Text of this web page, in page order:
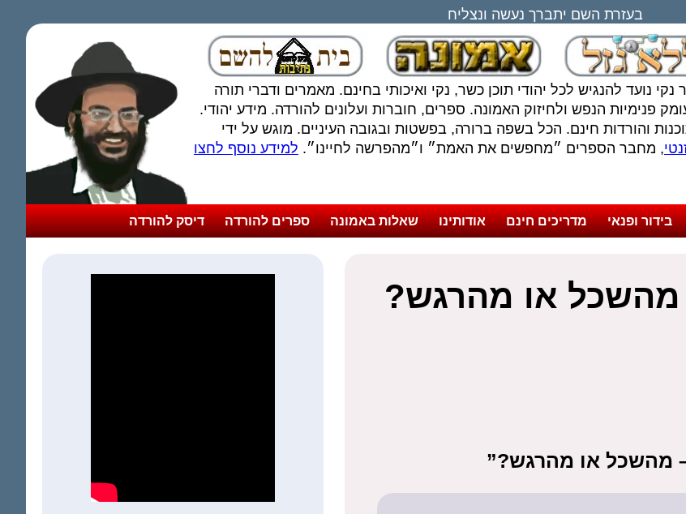
בעזרת השם יתברך נעשה ונצליח
נקי נועד להנגיש לכל יהודי תוכן כשר, נקי ואיכותי בחינם. מאמרים ודברי תורה
פנימיות הנפש ולחיזוק האמונה. ספרים, חוברות ועלונים להורדה. מידע יהודי.
והורדות חינם. הכל בשפה ברורה, בפשטות ובגובה העיניים. מוגש על ידי
, מחבר הספרים ״מחפשים את האמת״ ו״מהפרשה לחיינו״. למידע נוסף לחצו
בידור ופנאי מדריכים חינם אודותינו שאלות באמונה ספרים להורדה דיסק להורדה
מהשכל או מהרגש?
מהשכל או מהרגש?”